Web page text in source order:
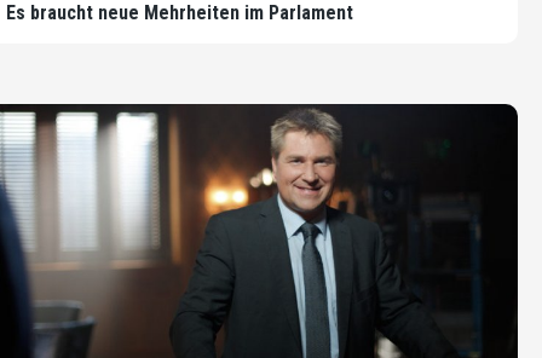
Es braucht neue Mehrheiten im Parlament